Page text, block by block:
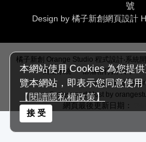
本網站使用 Cookies 為您提
覽本網站，即表示您同意使用
【閱讀隱私權政策】
接 受
號
Design by 橘子新創網頁設計
橘子新創 Orange Studio 程式設計‧系統
商情系統│部落格行銷‧日本│
System and Host by
網頁最後更新日期：